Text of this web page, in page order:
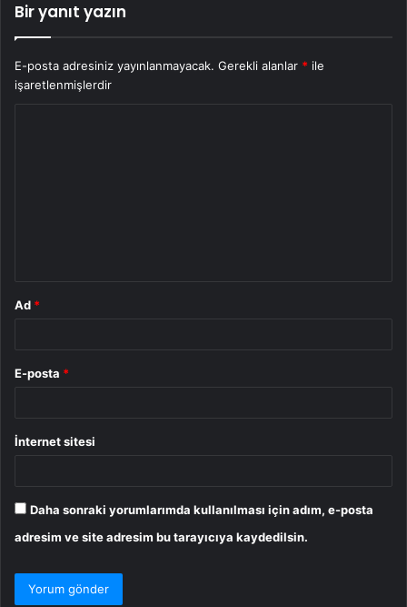
Bir yanıt yazın
E-posta adresiniz yayınlanmayacak. Gerekli alanlar * ile
işaretlenmişlerdir
Ad *
E-posta *
İnternet sitesi
Daha sonraki yorumlarımda kullanılması için adım, e-posta
adresim ve site adresim bu tarayıcıya kaydedilsin.